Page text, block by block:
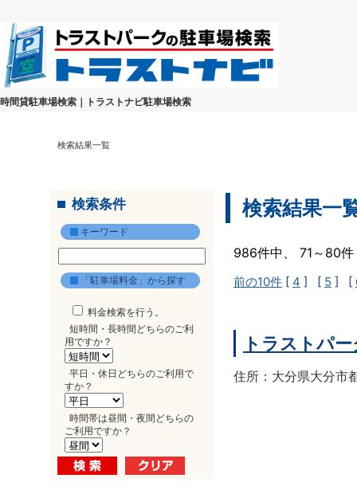
時間貸駐車場検索｜トラストナビ駐車場検索
検索結果一覧
検索条件
キーワード
「駐車場料金」から探す
料金検索を行う。
短時間・長時間どちらのご利
用ですか？
平日・休日どちらのご利用で
すか？
時間帯は昼間・夜間どちらの
ご利用ですか？
検索結果一
986件中、 71～80
前の10件 [ 4 ] [ 5 ] [
トラストパ
住所：大分県大分市